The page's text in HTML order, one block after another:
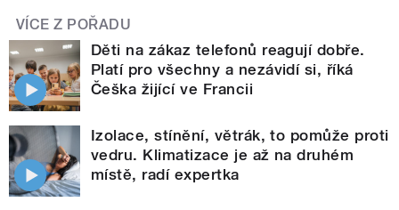
VÍCE Z POŘADU
Děti na zákaz telefonů reagují dobře.
Platí pro všechny a nezávidí si, říká
Češka žijící ve Francii
Izolace, stínění, větrák, to pomůže proti
vedru. Klimatizace je až na druhém
místě, radí expertka